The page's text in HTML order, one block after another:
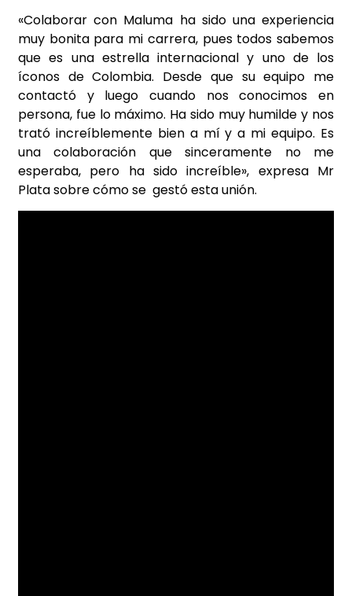
«Colaborar con Maluma ha sido una experiencia
muy bonita para mi carrera, pues todos sabemos
que es una estrella internacional y uno de los
íconos de Colombia. Desde que su equipo me
contactó y luego cuando nos conocimos en
persona, fue lo máximo. Ha sido muy humilde y nos
trató increíblemente bien a mí y a mi equipo. Es
una colaboración que sinceramente no me
esperaba, pero ha sido increíble», expresa Mr
Plata sobre cómo se gestó esta unión.